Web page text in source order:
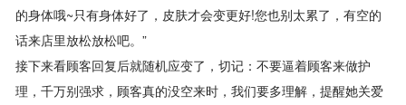
的身体哦~只有身体好了，皮肤才会变更好!您也别太累了，有空的
话来店里放松放松吧。”
接下来看顾客回复后就随机应变了，切记：不要逼着顾客来做护
理，千万别强求，顾客真的没空来时，我们要多理解，提醒她关爱